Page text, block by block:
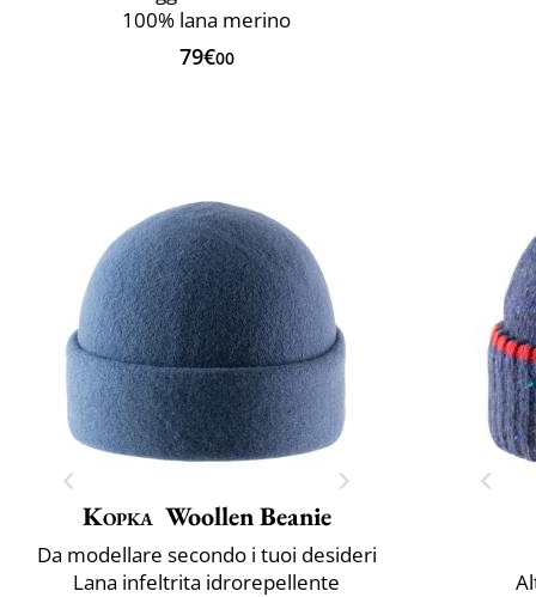
100% lana merino
79€00
Kopka Woollen Beanie
Da modellare secondo i tuoi desideri
Lana infeltrita idrorepellente